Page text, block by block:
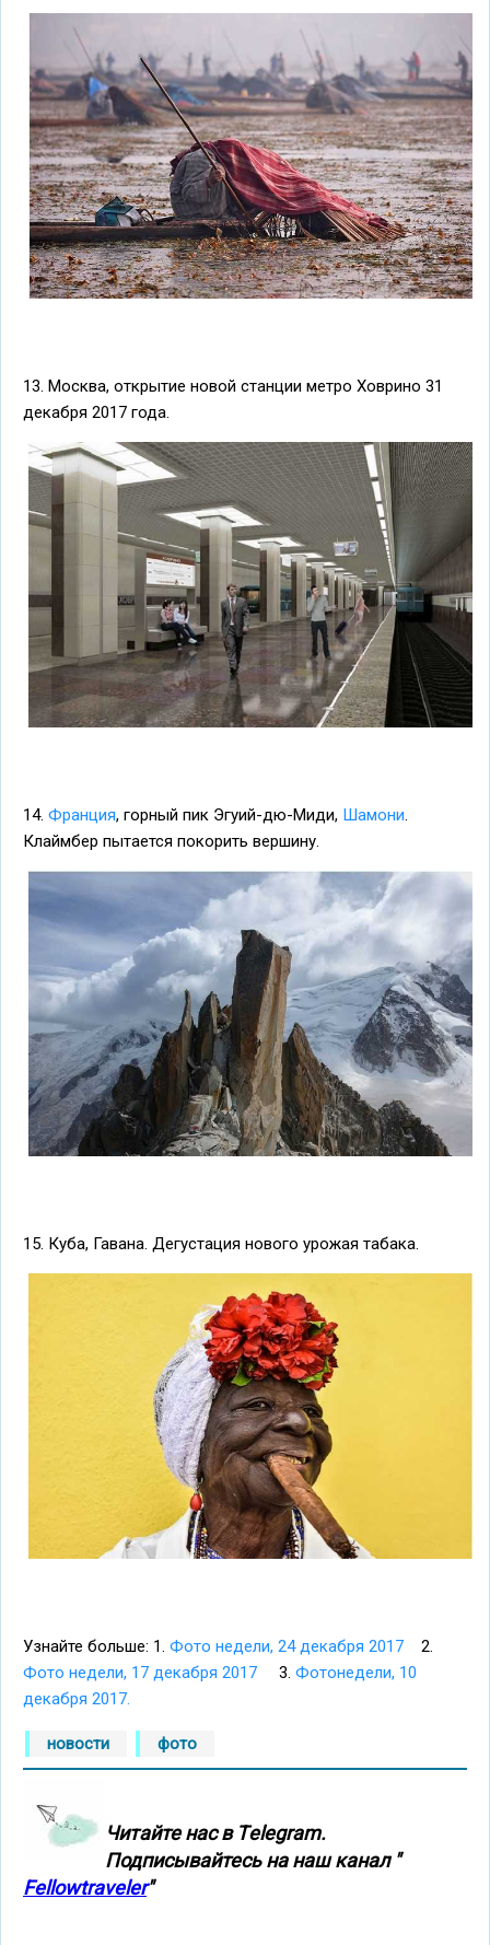
13. Москва, открытие новой станции метро Ховрино 31
декабря 2017 года.
14. Франция, горный пик Эгуий-дю-Миди, Шамони.
Клаймбер пытается покорить вершину.
15. Куба, Гавана. Дегустация нового урожая табака.
Узнайте больше: 1. Фото недели, 24 декабря 2017
2.
Фото недели, 17 декабря 2017 3. Фотонедели, 10
декабря 2017.
новости фото
Читайте нас в Тelegram.
Подписывайтесь на наш канал "
Fellowtraveler"